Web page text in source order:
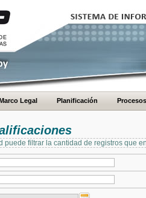
Legal Planificación Procesos
puede filtrar la cantidad de registros que